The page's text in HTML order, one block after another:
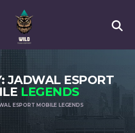
JADWAL ESPORT
LEGENDS
ESPORT MOBILE LEGENDS